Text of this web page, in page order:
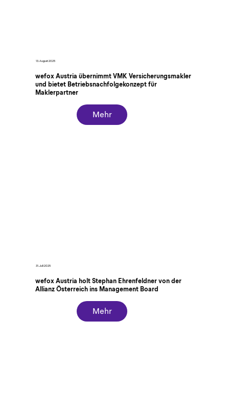
13. August 2025
wefox Austria übernimmt VMK Versicherungsmakler
und bietet Betriebsnachfolgekonzept für
Maklerpartner
Mehr
31. Juli 2025
wefox Austria holt Stephan Ehrenfeldner von der
Allianz Österreich ins Management Board
Mehr